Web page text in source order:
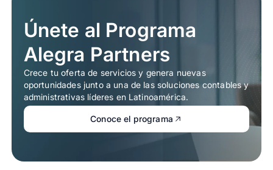
Únete al Programa
Alegra Partners
Crece tu oferta de servicios y genera nuevas
oportunidades junto a una de las soluciones contables y
administrativas líderes en Latinoamérica.
Conoce el programa